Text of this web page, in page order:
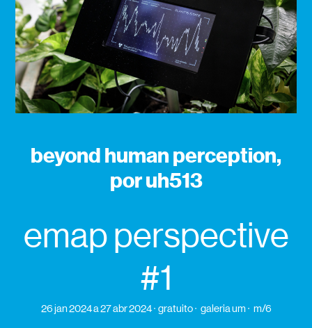
beyond human perception,
por uh513
emap perspective
#1
26 jan 2024a 27 abr 2024 gratuito galeria um m/6